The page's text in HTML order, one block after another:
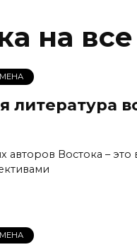
на
литература
авторов Востока –